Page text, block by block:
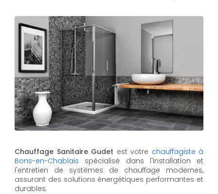
Chauffage Sanitaire Gudet est votre chauffagiste à
Bons-en-Chablais spécialisé dans l'installation et
l'entretien de systèmes de chauffage modernes,
assurant des solutions énergétiques performantes et
durables.